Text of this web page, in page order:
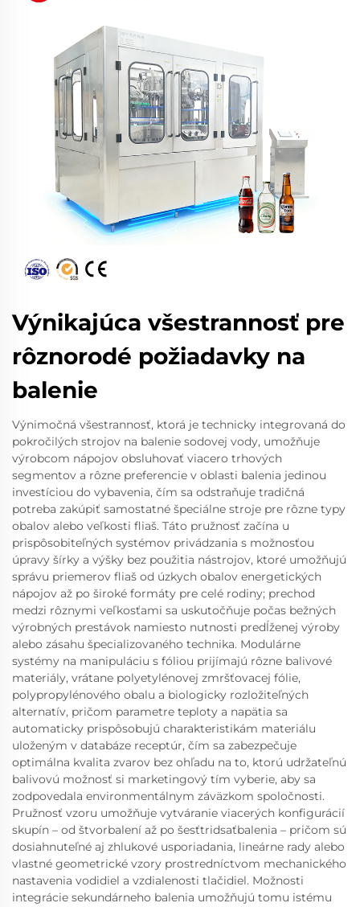
Výnikajúca všestrannosť pre
rôznorodé požiadavky na
balenie
Výnimočná všestrannosť, ktorá je technicky integrovaná do
pokročilých strojov na balenie sodovej vody, umožňuje
výrobcom nápojov obsluhovať viacero trhových
segmentov a rôzne preferencie v oblasti balenia jedinou
investíciou do vybavenia, čím sa odstraňuje tradičná
potreba zakúpiť samostatné špeciálne stroje pre rôzne typy
obalov alebo veľkosti fliaš. Táto pružnosť začína u
prispôsobiteľných systémov privádzania s možnosťou
úpravy šírky a výšky bez použitia nástrojov, ktoré umožňujú
správu priemerov fliaš od úzkych obalov energetických
nápojov až po široké formáty pre celé rodiny; prechod
medzi rôznymi veľkosťami sa uskutočňuje počas bežných
výrobných prestávok namiesto nutnosti predĺženej výroby
alebo zásahu špecializovaného technika. Modulárne
systémy na manipuláciu s fóliou prijímajú rôzne balivové
materiály, vrátane polyetylénovej zmršťovacej fólie,
polypropylénového obalu a biologicky rozložiteľných
alternatív, pričom parametre teploty a napätia sa
automaticky prispôsobujú charakteristikám materiálu
uloženým v databáze receptúr, čím sa zabezpečuje
optimálna kvalita zvarov bez ohľadu na to, ktorú udržateľnú
balivovú možnosť si marketingový tím vyberie, aby sa
zodpovedala environmentálnym záväzkom spoločnosti.
Pružnosť vzoru umožňuje vytváranie viacerých konfigurácií
skupín – od štvorbalení až po šesťtridsaťbalenia – pričom sú
dosiahnuteľné aj zhlukové usporiadania, lineárne rady alebo
vlastné geometrické vzory prostredníctvom mechanického
nastavenia vodidiel a vzdialenosti tlačidiel. Možnosti
integrácie sekundárneho balenia umožňujú tomu istému